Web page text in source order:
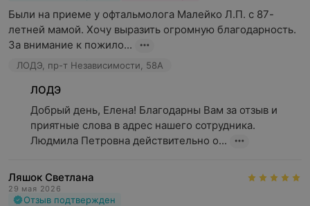
Были на приеме у офтальмолога Малейко Л.П. с 87-
летней мамой. Хочу выразить огромную благодарность.
За внимание к пожило...
ЛОДЭ, пр-т Независимости, 58А
ЛОДЭ
Добрый день, Елена! Благодарны Вам за отзыв и
приятные слова в адрес нашего сотрудника.
Людмила Петровна действительно о...
Ляшок Светлана
29 мая 2026
Отзыв подтвержден